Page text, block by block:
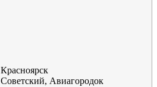
Красноярск
Советский, Авиагородок